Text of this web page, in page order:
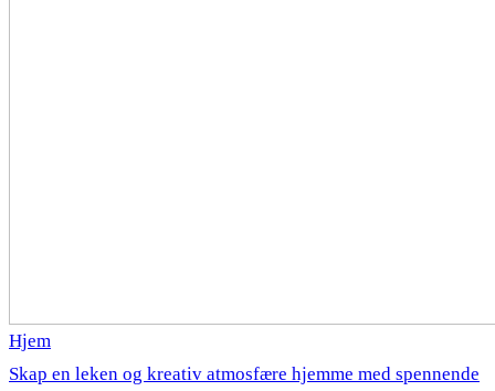
Hjem
Skap en leken og kreativ atmosfære hjemme med spennende